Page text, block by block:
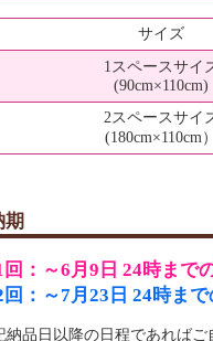
サイズ
1スペースサイ
(90cm×110cm)
2スペースサイ
(180cm×110cm）
期
回：～6月9日 24時まで
回：～7月23日 24時ま
納品日以降の日程であればご